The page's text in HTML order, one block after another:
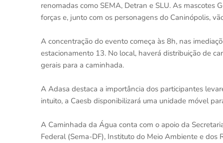
renomadas como SEMA, Detran e SLU. As mascotes
forças e, junto com os personagens do Caninópolis,
A concentração do evento começa às 8h, nas
estacionamento 13. No local, haverá distribuição de
gerais para a caminhada.
A Adasa destaca a importância dos participantes
intuito, a Caesb disponibilizará uma unidade móvel
A Caminhada da Água conta com o apoio da
Federal (Sema-DF), Instituto do Meio Ambiente e dos